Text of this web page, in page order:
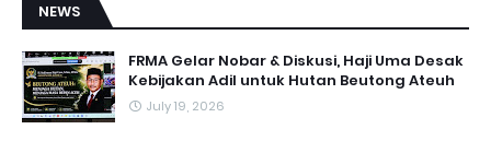
NEWS
FRMA Gelar Nobar & Diskusi, Haji Uma Desak
Kebijakan Adil untuk Hutan Beutong Ateuh
July 19, 2026